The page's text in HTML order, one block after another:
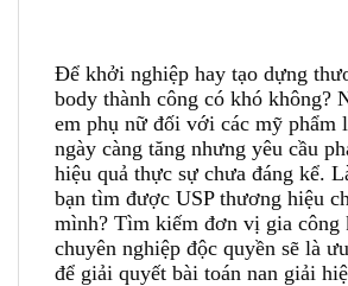
Để khởi nghiệp hay tạo dựng
body thành công có khó không?
em phụ nữ đối với các mỹ phẩm
ngày càng tăng nhưng yêu cầu
hiệu quả thực sự chưa đáng kể.
bạn tìm được USP thương hiệu
mình? Tìm kiếm đơn vị gia công
chuyên nghiệp độc quyền sẽ là
để giải quyết bài toán nan giải